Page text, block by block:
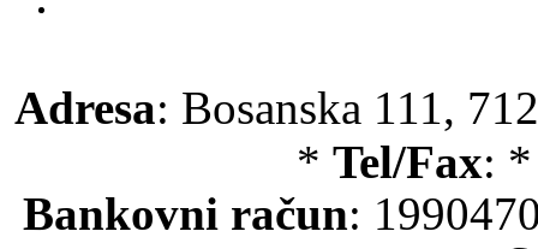
Adresa: Bosanska 111,
* Tel/Fax:
Bankovni račun: